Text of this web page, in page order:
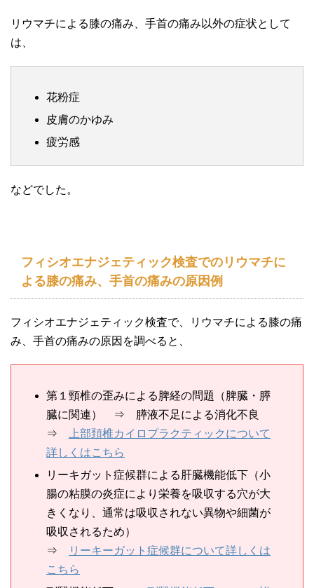
リウマチによる膝の痛み、手首の痛み以外の症状として
は、
花粉症
皮膚のかゆみ
疲労感
などでした。
フィシオエナジェティック検査でのリウマチに
よる膝の痛み、手首の痛みの原因例
フィシオエナジェティック検査で、リウマチによる膝の痛
み、手首の痛みの原因を調べると、
第１頸椎の歪みによる脾経の問題（脾臓・膵
臓に関連） ⇒ 膵液不足による消化不良
⇒
上部頚椎カイロプラクティックについて
詳しくはこちら
リーキガット症候群による肝臓機能低下（小
腸の粘膜の炎症により栄養を吸収する穴が大
きくなり、通常は吸収されない異物や細菌が
吸収されるため）
⇒
リーキーガット症候群について詳しくは
こちら